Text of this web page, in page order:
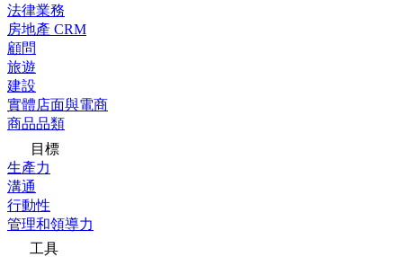
法律業務
房地產 CRM
顧問
旅遊
建設
實體店面與電商
商品品類
目標
生產力
溝通
行動性
管理和領導力
工具